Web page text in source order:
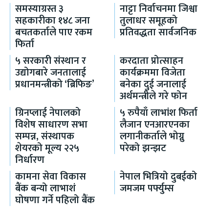
समस्याग्रस्त ३
सहकारीका १४८ जना
बचतकर्ताले पाए रकम
फिर्ता
नाट्टा निर्वाचनमा जिश्वा
तुलाधर समूहको
प्रतिवद्धता सार्वजनिक
५ सरकारी संस्थान र
उद्योगबारे जनतालाई
प्रधानमन्त्रीको ‘ब्रिफिङ’
करदाता प्रोत्साहन
कार्यक्रममा विजेता
बनेका दुई जनालाई
अर्थमन्त्रीले गरे फोन
ग्रिनप्लाई नेपालको
विशेष साधारण सभा
सम्पन्न, संस्थापक
शेयरको मूल्य २२५
निर्धारण
५ रुपैयाँ लाभांश फिर्ता
लैजान एनआरएनका
लगानीकर्ताले भोग्नु
परेको झन्झट
कामना सेवा विकास
बैंक बन्यो लाभाशं
घोषणा गर्ने पहिलो बैंक
नेपाल भित्रियो दुबईको
जमजम पर्फ्युम्स